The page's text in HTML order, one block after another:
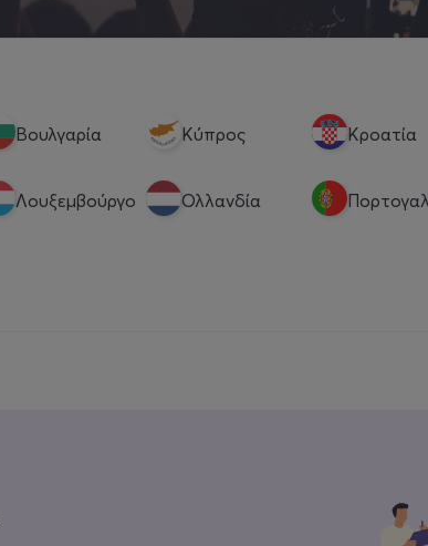
Βουλγαρία Κύπρος Κροατία
Λουξεμβούργο Ολλανδία